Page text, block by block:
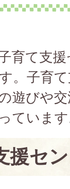
育て支
。子育
遊びや
ています
援セ